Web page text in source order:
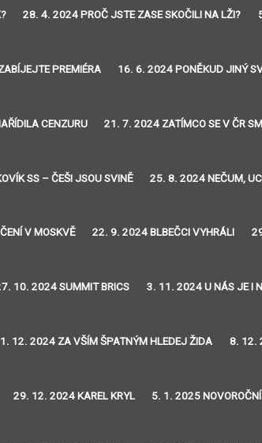
28. 4. 2024 PROČ JSTE ZASE SKOČILI NA LŽI?
PREMIÉRA 16. 6. 2024 PONĚKUD JINÝ
CENZURU 21. 7. 2024 ZATÍMCO SE V ČR
SS – ČEŠI JSOU SVINĚ 25. 8. 2024 NEČUM,
V MOSKVĚ 22. 9. 2024 BLBEČCI VYHRÁLI
10. 2024 SUMMIT BRICS 3. 11. 2024 U NÁS JE I
1. 12. 2024 ZA VŠÍM ŠPATNÝM HLEDEJ ŽIDA 8. 12.
29. 12. 2024 KAREL KRYL 5. 1. 2025 NOVOROČNÍ